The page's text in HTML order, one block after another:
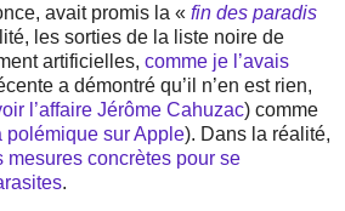
avait promis la « fin des paradis
les sorties de la liste noire de
artificielles, comme je l’avais
a démontré qu’il n’en est rien,
l’affaire Jérôme Cahuzac) comme
polémique sur Apple). Dans la réalité,
mesures concrètes pour se
.